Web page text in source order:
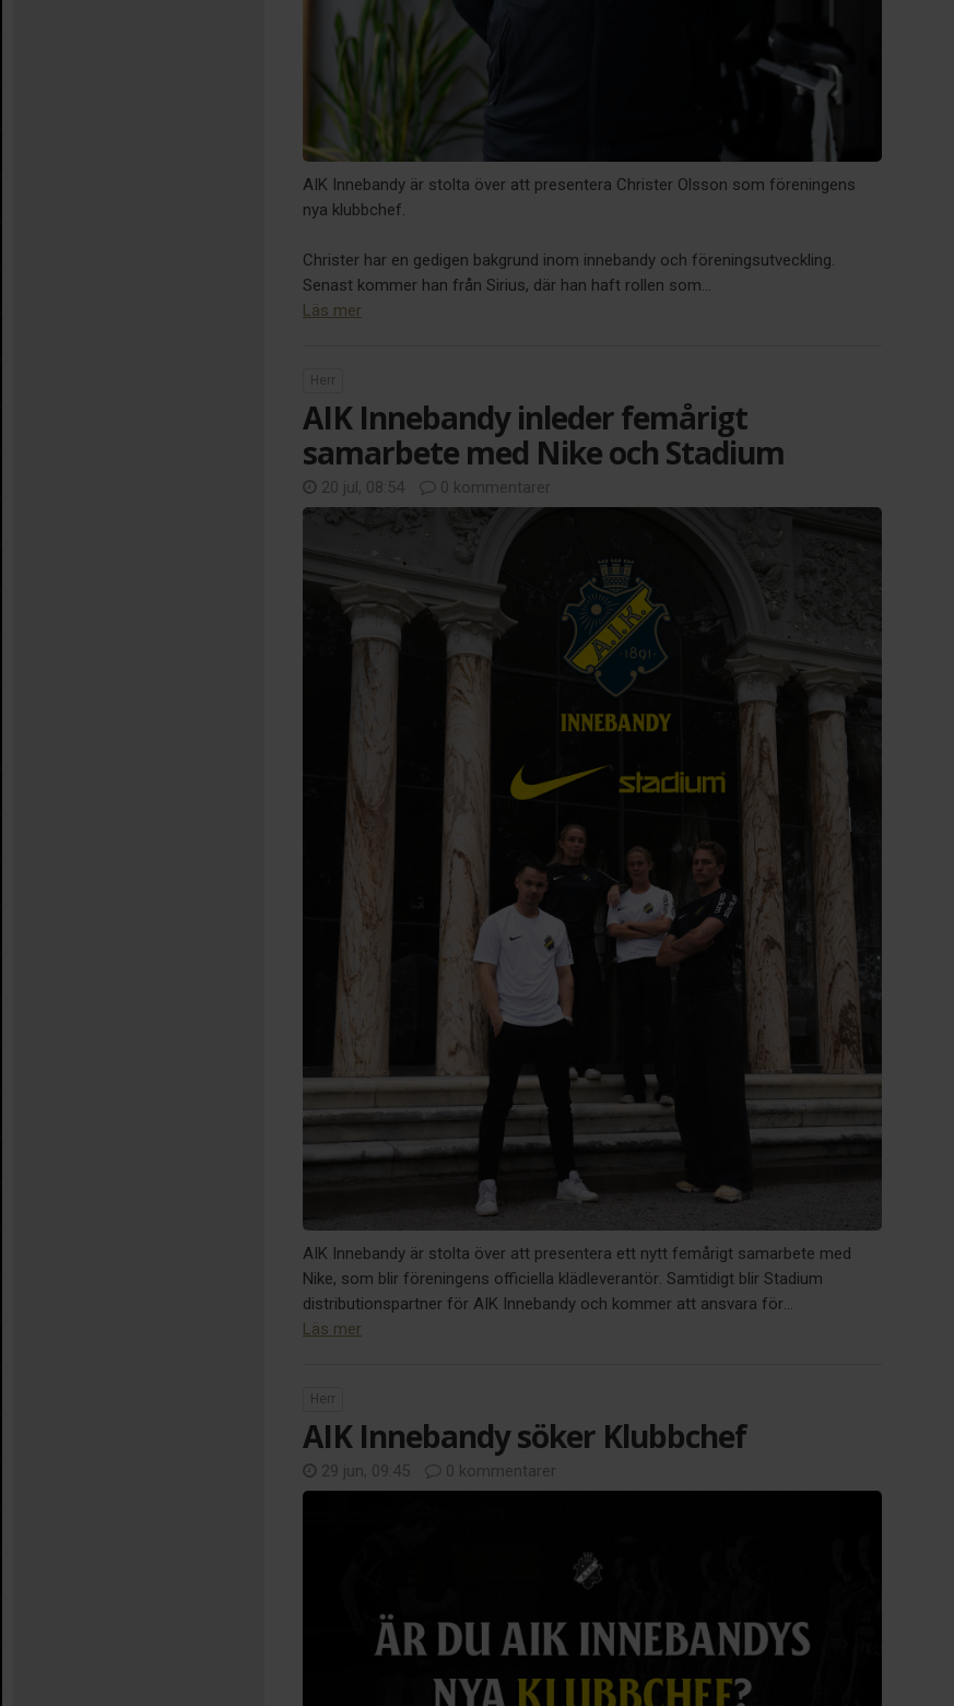
AIK Innebandy är stolta över att presentera Christer Olsson som föreningens
nya klubbchef.
Christer har en gedigen bakgrund inom innebandy och föreningsutveckling.
Senast kommer han från Sirius, där han haft rollen som...
Läs mer
Herr
AIK Innebandy inleder femårigt
samarbete med Nike och Stadium
20 jul, 08:54 0 kommentarer
AIK Innebandy är stolta över att presentera ett nytt femårigt samarbete med
Nike, som blir föreningens officiella klädleverantör. Samtidigt blir Stadium
distributionspartner för AIK Innebandy och kommer att ansvara för...
Läs mer
Herr
AIK Innebandy söker Klubbchef
29 jun, 09:45 0 kommentarer